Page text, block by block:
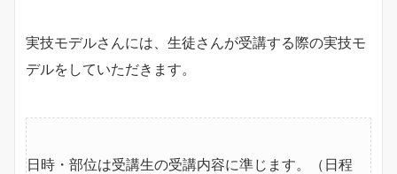
実技モデルさんには、生徒さんが受講する際の実技モ
デルをしていただきます。
日時・部位は受講生の受講内容に準じます。（日程